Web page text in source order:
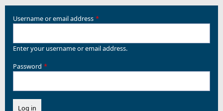
Username or email address
Enter your username or email address.
Password